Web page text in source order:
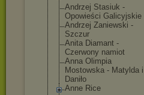
Andrzej Stasiuk -
Opowieści Galicyjskie
Andrzej Zaniewski -
Szczur
Anita Diamant -
Czerwony namiot
Anna Olimpia
Mostowska - Matylda i
Daniło
Anne Rice